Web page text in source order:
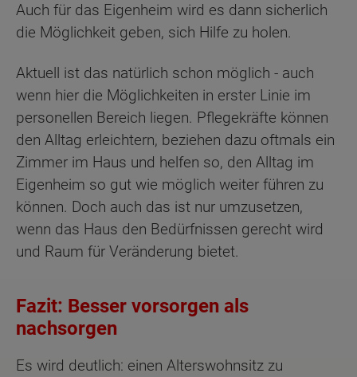
Auch für das Eigenheim wird es dann sicherlich
die Möglichkeit geben, sich Hilfe zu holen.
Aktuell ist das natürlich schon möglich - auch
wenn hier die Möglichkeiten in erster Linie im
personellen Bereich liegen. Pflegekräfte können
den Alltag erleichtern, beziehen dazu oftmals ein
Zimmer im Haus und helfen so, den Alltag im
Eigenheim so gut wie möglich weiter führen zu
können. Doch auch das ist nur umzusetzen,
wenn das Haus den Bedürfnissen gerecht wird
und Raum für Veränderung bietet.
Fazit: Besser vorsorgen als
nachsorgen
Es wird deutlich: einen Alterswohnsitz zu